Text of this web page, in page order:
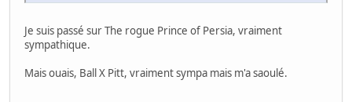
Je suis passé sur The rogue Prince of Persia, vraiment
sympathique.
Mais ouais, Ball X Pitt, vraiment sympa mais m'a saoulé.